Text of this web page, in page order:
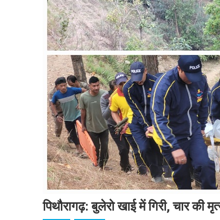
पिथौरागढ़: बुलेरो खाई में गिरी, चार की